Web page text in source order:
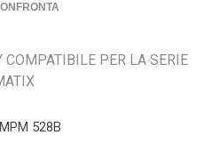
PER LA SERIE
MPM 528B